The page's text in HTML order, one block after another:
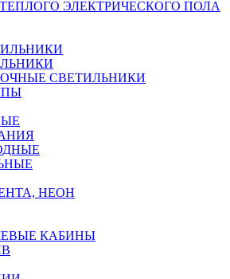
ЭЛЕКТРИЧЕСКОГО ПОЛА
СВЕТИЛЬНИКИ
НЕОН
КАБИНЫ